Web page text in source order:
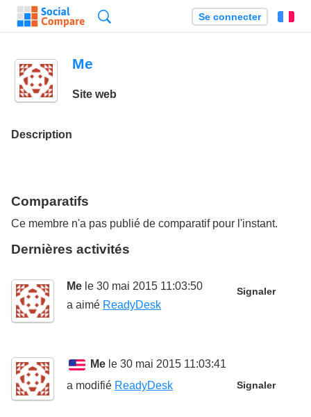
Se connecter
Me
Site web
Description
Comparatifs
Ce membre n'a pas publié de comparatif pour l'instant.
Dernières activités
Me le 30 mai 2015 11:03:50 Signaler
a aimé ReadyDesk
Me le 30 mai 2015 11:03:41
Signaler
a modifié ReadyDesk